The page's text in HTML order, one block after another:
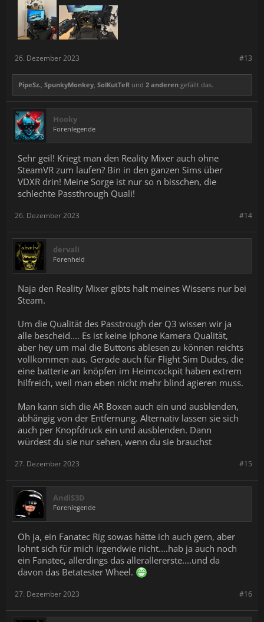
#13
26. Dezember 2023
PipeSz., SpunkyMonkey, SolKutTeR und 2 anderen gefällt das.
Hooky
Forenlegende
Sehr geil! Kriegt man den Reality Mixer auch ohne
SteamVR zum laufen? Bin in den ganzen Sims über
VDXR drin! Meine Sorge ist nur so n bisschen, die
schlechte Passthrough Quali!
#14
26. Dezember 2023
dervali
Forenheld
Naja den Reality Mixer gibts halt meines Wissens nur bei
Steam.
Um die Qualität des Passtrough der Q3 wissen wir ja
alle bescheid.... Es ist keine Iphone Kamera Qualität,
aber hey um mal die Buttons ablesen zu können reichts
vollkommen aus. Gerade auch für Flight Sim Dudes, die
eine batterie an knöpfen im Heimcockpit haben extrem
hilfreich, weil man eben nicht mehr blind agieren muss.
Man kann sich die AR Boxen auch ein und ausblenden,
abhängig von der Entfernung. Alternativ lassen sie sich
auch per Knopfdruck ein und ausblenden. Dann
würdest du sie nur sehen, wenn du sie brauchst
#15
27. Dezember 2023
AndiS3D
Forenlegende
Oh ja, ein Fanatec Rig sowas hätte ich auch gern, aber
lohnt sich für mich irgendwie nicht....hab ja auch noch
ein Fanatec, allerdings das allerallererste....und da
davon das Betatester Wheel.
#16
27. Dezember 2023